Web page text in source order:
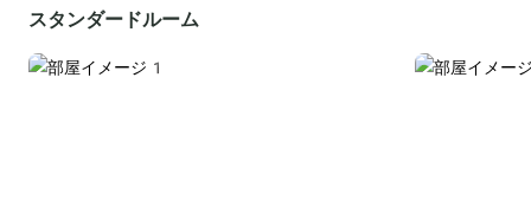
スタンダードルーム